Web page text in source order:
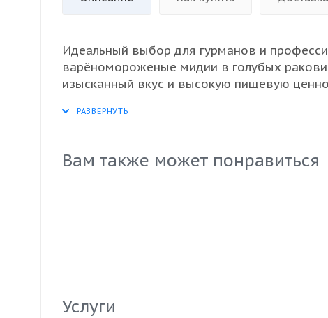
Идеальный выбор для гурманов и
варёномороженые мидии в голубых
изысканный вкус и высокую пищевую
гарантирует свежесть и отличный вкус.
Надежная упаковка обеспечивает
долговременное хранение. Оптовая
Вам также может понравиться
Услуги